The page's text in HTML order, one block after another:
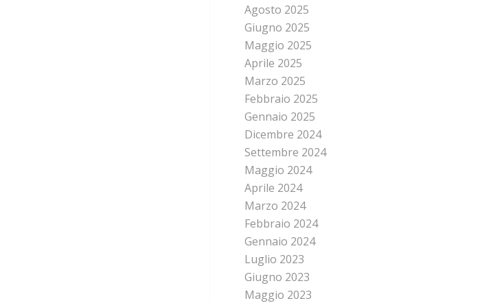
Agosto 2025
Giugno 2025
Maggio 2025
Aprile 2025
Marzo 2025
Febbraio 2025
Gennaio 2025
Dicembre 2024
Settembre 2024
Maggio 2024
Aprile 2024
Marzo 2024
Febbraio 2024
Gennaio 2024
Luglio 2023
Giugno 2023
Maggio 2023